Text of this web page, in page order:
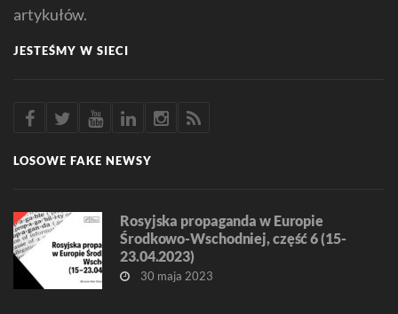
artykułów.
JESTEŚMY W SIECI
LOSOWE FAKE NEWSY
Rosyjska propaganda w Europie
Środkowo-Wschodniej, część 6 (15-
23.04.2023)
30 maja 2023